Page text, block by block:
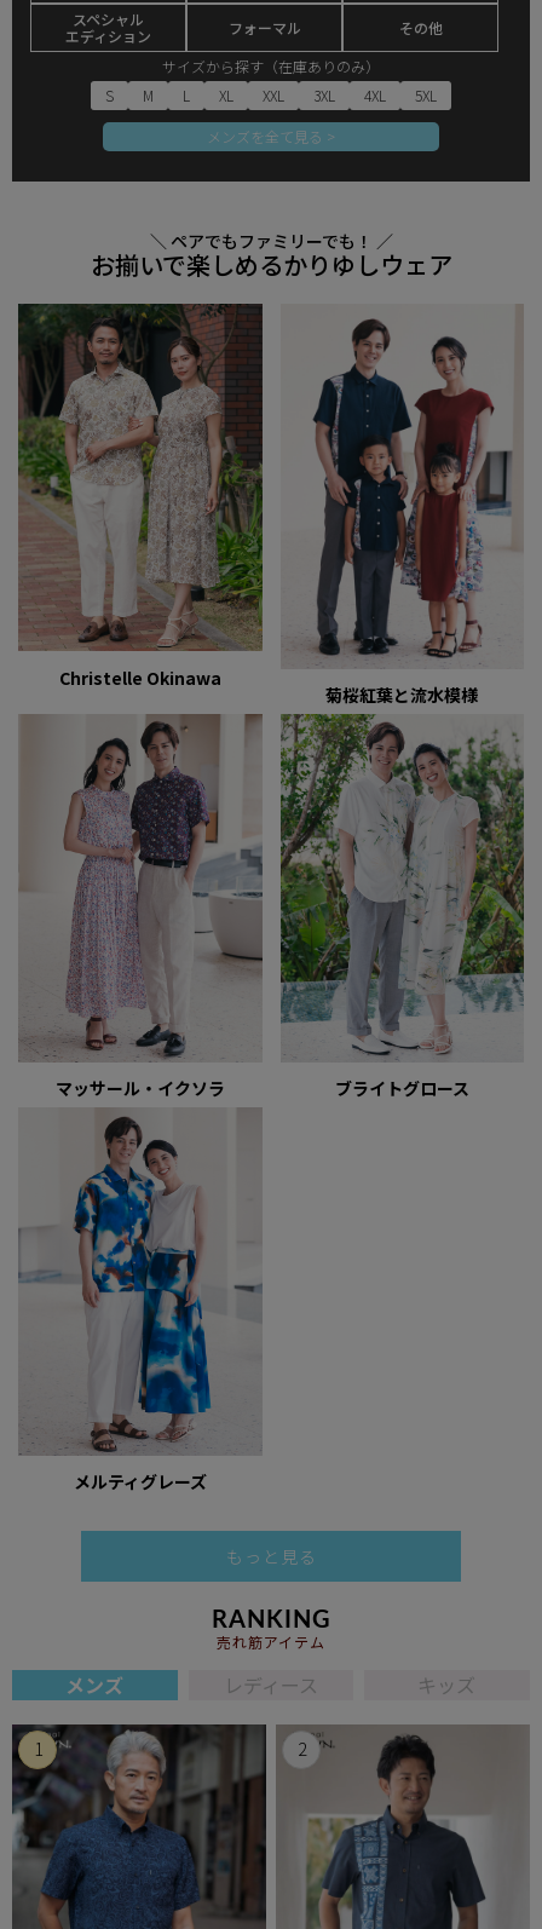
スペシャル
エディション
フォーマル
その他
サイズから探す（在庫ありのみ）
S
M L XL XXL 3XL 4XL
5XL
メンズを全て見る >
＼ ペアでもファミリーでも！ ／
お揃いで楽しめるかりゆしウェア
Christelle Okinawa
菊桜紅葉と流水模様
マッサール・イクソラ ブライトグロース
メルティグレーズ
もっと見る
RANKING
売れ筋アイテム
メンズ レディース キッズ